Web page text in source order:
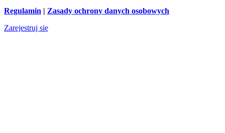
Regulamin | Zasady ochrony danych osobowych
Zarejestruj się